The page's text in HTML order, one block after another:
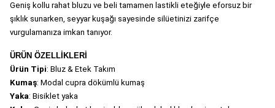
Geniş kollu rahat bluzu ve beli tamamen lastikli eteğiyle eforsuz bir
şıklık sunarken, seyyar kuşağı sayesinde silüetinizi zarifçe
vurgulamanıza imkan tanıyor.
ÜRÜN ÖZELLİKLERİ
Ürün Tipi: Bluz & Etek Takım
Kumaş: Modal cupra dökümlü kumaş
Yaka: Bisiklet yaka